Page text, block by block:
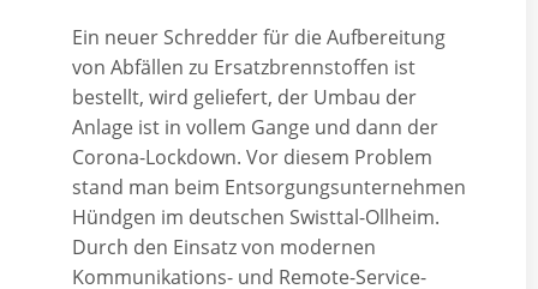
Ein neuer Schredder für die Aufbereitung
von Abfällen zu Ersatzbrennstoffen ist
bestellt, wird geliefert, der Umbau der
Anlage ist in vollem Gange und dann der
Corona-Lockdown. Vor diesem Problem
stand man beim Entsorgungsunternehmen
Hündgen im deutschen Swisttal-Ollheim.
Durch den Einsatz von modernen
Kommunikations- und Remote-Service-